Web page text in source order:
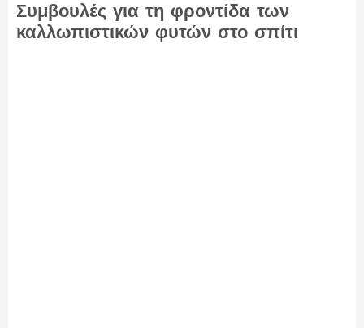
Συμβουλές για τη φροντίδα των
καλλωπιστικών φυτών στο σπίτι